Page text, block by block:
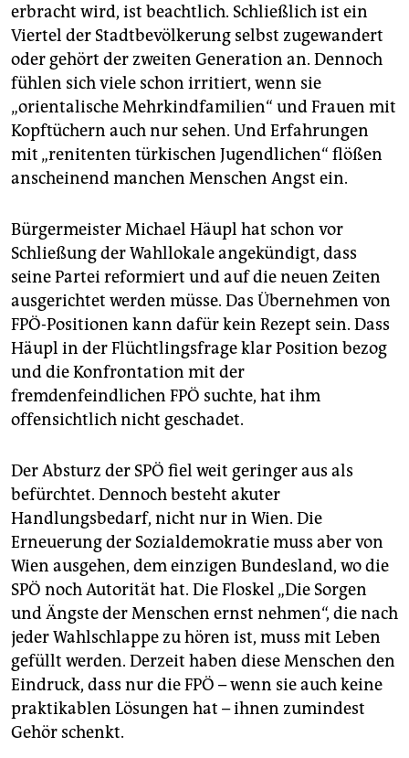
erbracht wird, ist beachtlich. Schließlich ist ein
Viertel der Stadtbevölkerung selbst zugewandert
oder gehört der zweiten Generation an. Dennoch
fühlen sich viele schon irritiert, wenn sie
„orientalische Mehrkindfamilien“ und Frauen mit
Kopftüchern auch nur sehen. Und Erfahrungen
mit „renitenten türkischen Jugendlichen“ flößen
anscheinend manchen Menschen Angst ein.
Bürgermeister Michael Häupl hat schon vor
Schließung der Wahllokale angekündigt, dass
seine Partei reformiert und auf die neuen Zeiten
ausgerichtet werden müsse. Das Übernehmen von
FPÖ-Positionen kann dafür kein Rezept sein. Dass
Häupl in der Flüchtlingsfrage klar Position bezog
und die Konfrontation mit der
fremdenfeindlichen FPÖ suchte, hat ihm
offensichtlich nicht geschadet.
Der Absturz der SPÖ fiel weit geringer aus als
befürchtet. Dennoch besteht akuter
Handlungsbedarf, nicht nur in Wien. Die
Erneuerung der Sozialdemokratie muss aber von
Wien ausgehen, dem einzigen Bundesland, wo die
SPÖ noch Autorität hat. Die Floskel „Die Sorgen
und Ängste der Menschen ernst nehmen“, die nach
jeder Wahlschlappe zu hören ist, muss mit Leben
gefüllt werden. Derzeit haben diese Menschen den
Eindruck, dass nur die FPÖ – wenn sie auch keine
praktikablen Lösungen hat – ihnen zumindest
Gehör schenkt.